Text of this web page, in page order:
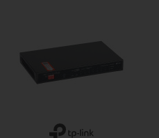
Do koszyka